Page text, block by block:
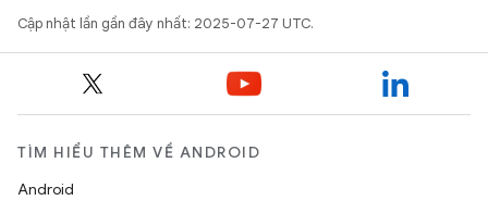
Cập nhật lần gần đây nhất: 2025-07-27 UTC.
TÌM HIỂU THÊM VỀ ANDROID
Android